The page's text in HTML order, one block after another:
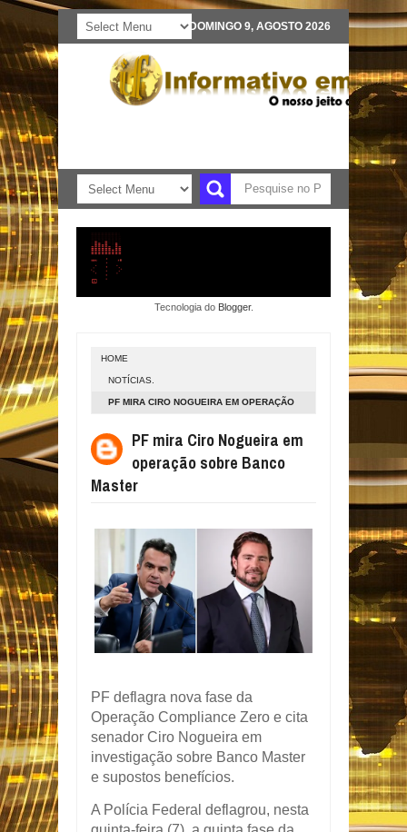
DOMINGO 9, AGOSTO 2026
Tecnologia do Blogger.
HOME
NOTÍCIAS.
PF MIRA CIRO NOGUEIRA EM OPERAÇÃO
PF mira Ciro Nogueira em
operação sobre Banco
Master
PF deflagra nova fase da
Operação Compliance Zero e cita
senador Ciro Nogueira em
investigação sobre Banco Master
e supostos benefícios.
A Polícia Federal deflagrou, nesta